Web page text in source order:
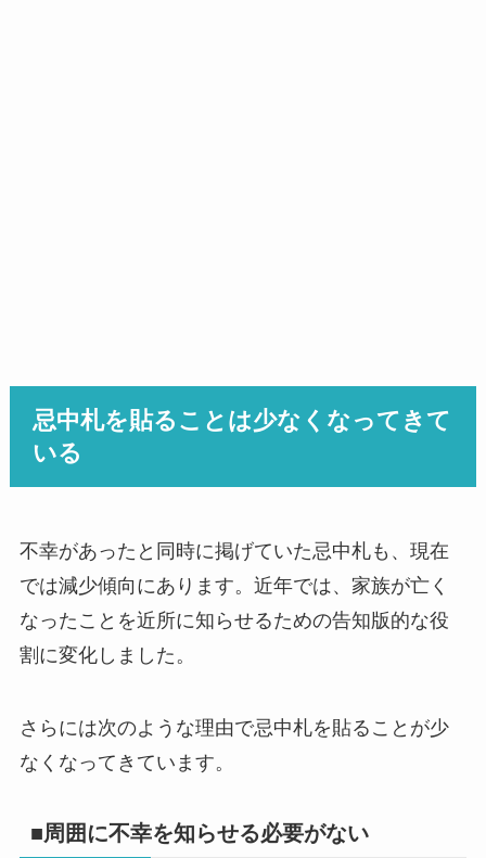
忌中札を貼ることは少なくなってきて
いる
不幸があったと同時に掲げていた忌中札も、現在
では減少傾向にあります。近年では、家族が亡く
なったことを近所に知らせるための告知版的な役
割に変化しました。
さらには次のような理由で忌中札を貼ることが少
なくなってきています。
■周囲に不幸を知らせる必要がない